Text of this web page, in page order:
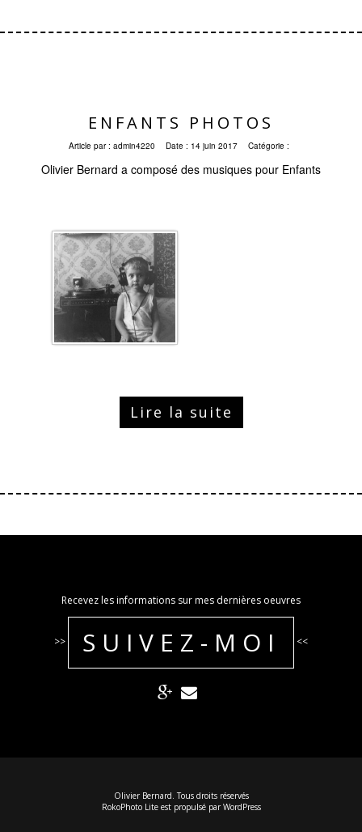
ENFANTS PHOTOS
Article par : admin4220 Date : 14 juin 2017 Catégorie :
Olivier Bernard a composé des musiques pour Enfants
Lire la suite
Recevez les informations sur mes dernières oeuvres
>> SUIVEZ-MOI <<
Olivier Bernard. Tous droits réservés
RokoPhoto Liteest propulsé par WordPress